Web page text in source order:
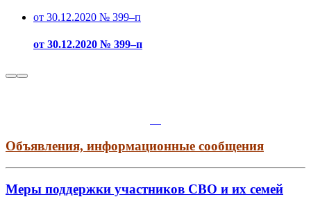
от 30.12.2020 № 399–п
от 30.12.2020 № 399–п
Объявления, информационные сообщения
Меры поддержки участников СВО и их семей